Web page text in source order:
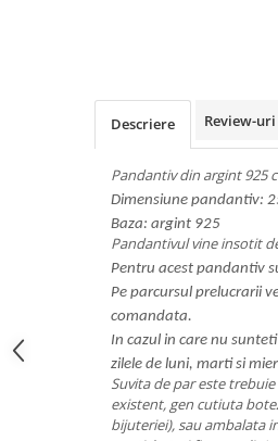
Descriere Review-uri
Pandantiv din argint 925
Dimensiune pandantiv:
Baza: argint 925
Pandantivul vine insotit
Pentru acest pandantiv
Pe parcursul prelucrarii
comandata.
In cazul in care nu
zilele de luni, marti si
Suvita de par este
existent, gen cutiuta
bijuteriei), sau ambalata